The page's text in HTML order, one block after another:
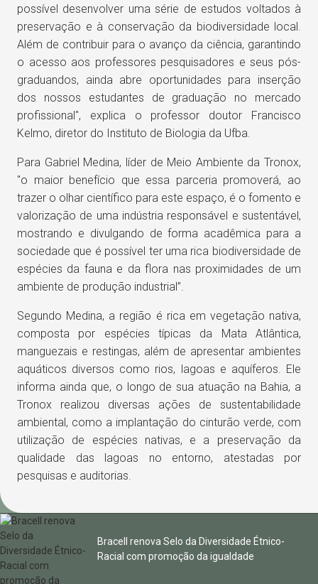
possível desenvolver uma série de estudos voltados à
preservação e à conservação da biodiversidade local.
Além de contribuir para o avanço da ciência, garantindo
o acesso aos professores pesquisadores e seus pós-
graduandos, ainda abre oportunidades para inserção
dos nossos estudantes de graduação no mercado
profissional", explica o professor doutor Francisco
Kelmo, diretor do Instituto de Biologia da Ufba.
Para Gabriel Medina, líder de Meio Ambiente da Tronox,
"o maior benefício que essa parceria promoverá, ao
trazer o olhar científico para este espaço, é o fomento e
valorização de uma indústria responsável e sustentável,
mostrando e divulgando de forma acadêmica para a
sociedade que é possível ter uma rica biodiversidade de
espécies da fauna e da flora nas proximidades de um
ambiente de produção industrial”.
Segundo Medina, a região é rica em vegetação nativa,
composta por espécies típicas da Mata Atlântica,
manguezais e restingas, além de apresentar ambientes
aquáticos diversos como rios, lagoas e aquíferos. Ele
informa ainda que, o longo de sua atuação na Bahia, a
Tronox realizou diversas ações de sustentabilidade
ambiental, como a implantação do cinturão verde, com
utilização de espécies nativas, e a preservação da
qualidade das lagoas no entorno, atestadas por
pesquisas e auditorias.
Bracell renova Selo da Diversidade Étnico-
Racial com promoção da igualdade